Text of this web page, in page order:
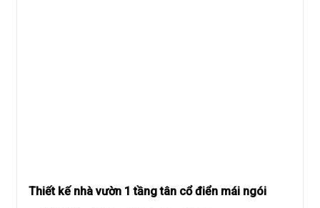
Thiết kế nhà vườn 1 tầng tân cổ điển mái ngói